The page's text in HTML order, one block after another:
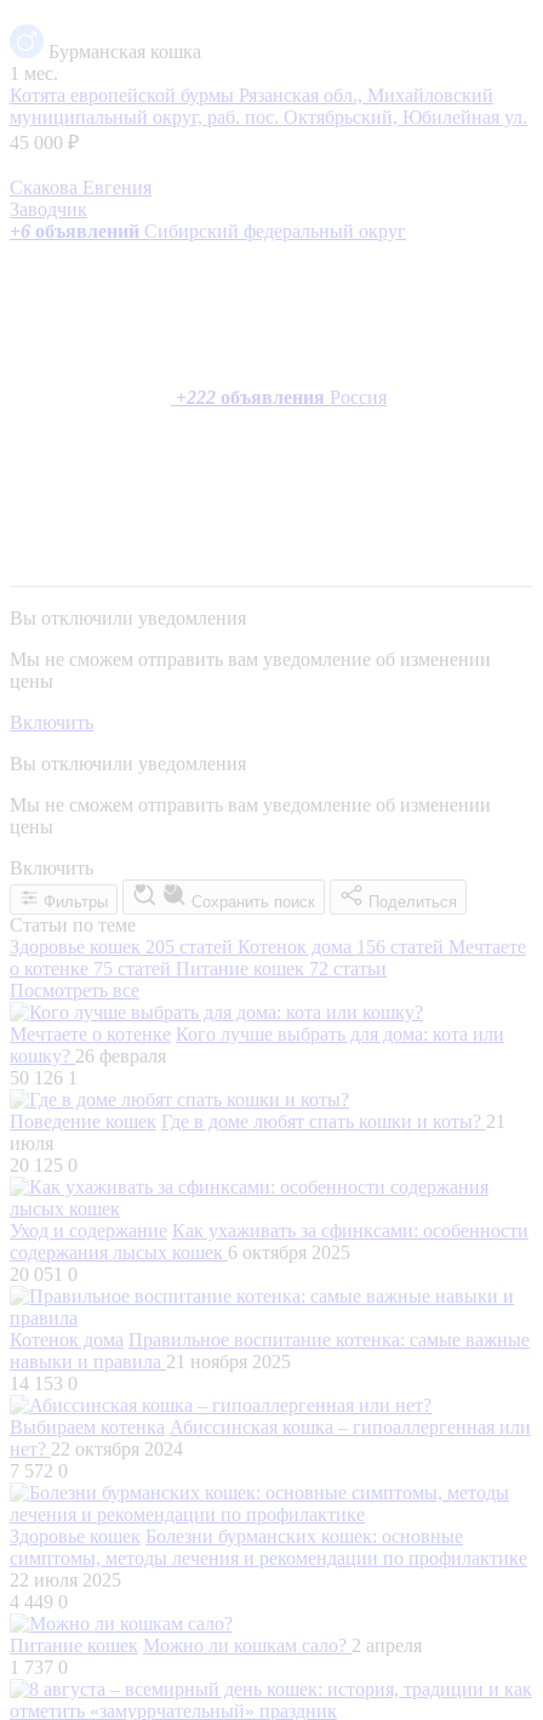
Бурманская кошка
1 мес.
Котята европейской бурмы Рязанская обл., Михайловский
муниципальный округ, раб. пос. Октябрьский, Юбилейная ул.
45 000 ₽
Скакова Евгения
Заводчик
+6 объявлений Сибирский федеральный округ
+222 объявления Россия
Вы отключили уведомления
Мы не сможем отправить вам уведомление об изменении
цены
Включить
Вы отключили уведомления
Мы не сможем отправить вам уведомление об изменении
цены
Включить
Фильтры Сохранить поиск Поделиться
Статьи по теме
Здоровье кошек 205 статей Котенок дома 156 статей Мечтаете
о котенке 75 статей Питание кошек 72 статьи
Посмотреть все
Мечтаете о котенке Кого лучше выбрать для дома: кота или
кошку? 26 февраля
50 126 1
Поведение кошек Где в доме любят спать кошки и коты? 21
июля
20 125 0
Уход и содержание Как ухаживать за сфинксами: особенности
содержания лысых кошек 6 октября 2025
20 051 0
Котенок дома Правильное воспитание котенка: самые важные
навыки и правила 21 ноября 2025
14 153 0
Выбираем котенка Абиссинская кошка – гипоаллергенная или
нет? 22 октября 2024
7 572 0
Здоровье кошек Болезни бурманских кошек: основные
симптомы, методы лечения и рекомендации по профилактике
22 июля 2025
4 449 0
Питание кошек Можно ли кошкам сало? 2 апреля
1 737 0